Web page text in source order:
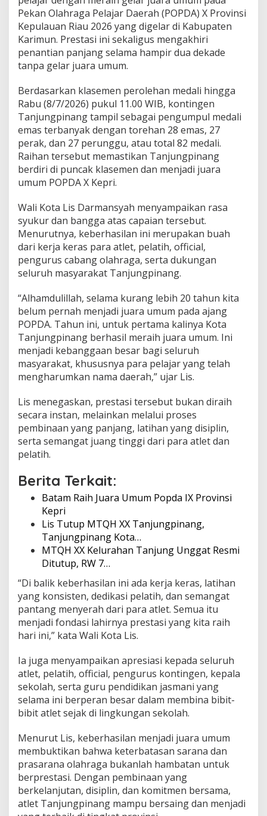
t
a
n
2
0
T
h
u
n
Pekan Olahraga Pelajar Daerah (POPDA) X Provinsi
Kepulauan Riau 2026 yang digelar di Kabupaten
Karimun. Prestasi ini sekaligus mengakhiri
penantian panjang selama hampir dua dekade
tanpa gelar juara umum.
Berdasarkan klasemen perolehan medali hingga
Rabu (8/7/2026) pukul 11.00 WIB, kontingen
Tanjungpinang tampil sebagai pengumpul medali
emas terbanyak dengan torehan 28 emas, 27
perak, dan 27 perunggu, atau total 82 medali.
Raihan tersebut memastikan Tanjungpinang
berdiri di puncak klasemen dan menjadi juara
umum POPDA X Kepri.
Wali Kota Lis Darmansyah menyampaikan rasa
syukur dan bangga atas capaian tersebut.
Menurutnya, keberhasilan ini merupakan buah
dari kerja keras para atlet, pelatih, official,
pengurus cabang olahraga, serta dukungan
seluruh masyarakat Tanjungpinang.
“Alhamdulillah, selama kurang lebih 20 tahun kita
belum pernah menjadi juara umum pada ajang
POPDA. Tahun ini, untuk pertama kalinya Kota
Tanjungpinang berhasil meraih juara umum. Ini
menjadi kebanggaan besar bagi seluruh
masyarakat, khususnya para pelajar yang telah
mengharumkan nama daerah,” ujar Lis.
Lis menegaskan, prestasi tersebut bukan diraih
secara instan, melainkan melalui proses
pembinaan yang panjang, latihan yang disiplin,
serta semangat juang tinggi dari para atlet dan
pelatih.
Berita Terkait:
Batam Raih Juara Umum Popda IX Provinsi
Kepri
Lis Tutup MTQH XX Tanjungpinang,
Tanjungpinang Kota…
MTQH XX Kelurahan Tanjung Unggat Resmi
Ditutup, RW 7…
“Di balik keberhasilan ini ada kerja keras, latihan
yang konsisten, dedikasi pelatih, dan semangat
pantang menyerah dari para atlet. Semua itu
menjadi fondasi lahirnya prestasi yang kita raih
hari ini,” kata Wali Kota Lis.
Ia juga menyampaikan apresiasi kepada seluruh
atlet, pelatih, official, pengurus kontingen, kepala
sekolah, serta guru pendidikan jasmani yang
selama ini berperan besar dalam membina bibit-
bibit atlet sejak di lingkungan sekolah.
Menurut Lis, keberhasilan menjadi juara umum
membuktikan bahwa keterbatasan sarana dan
prasarana olahraga bukanlah hambatan untuk
berprestasi. Dengan pembinaan yang
berkelanjutan, disiplin, dan komitmen bersama,
atlet Tanjungpinang mampu bersaing dan menjadi